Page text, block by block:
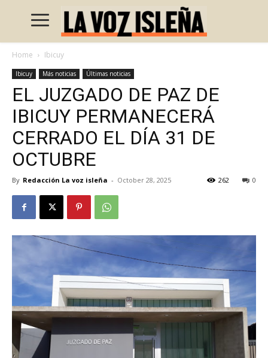
Home Ibicuy
Ibicuy Más noticias Últimas noticias
EL JUZGADO DE PAZ DE
IBICUY PERMANECERÁ
CERRADO EL DÍA 31 DE
OCTUBRE
By Redacción La voz isleña - October 28, 2025 0
262